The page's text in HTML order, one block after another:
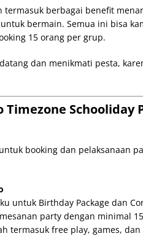
termasuk berbagai benefit
bermain. Semua ini bisa
15 orang per grup.
dan menikmati pesta,
Timezone Schooliday
booking dan pelaksanaan
untuk Birthday Package dan
party dengan minimal
termasuk free play, games,